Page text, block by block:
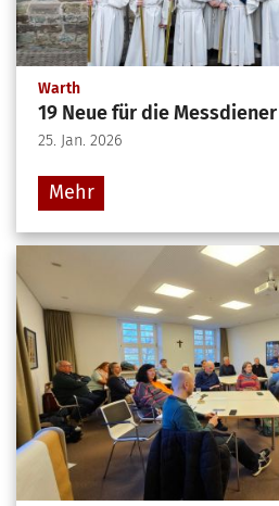
Warth:
19 Neue für die Messdiener
25. Jan. 2026
Mehr